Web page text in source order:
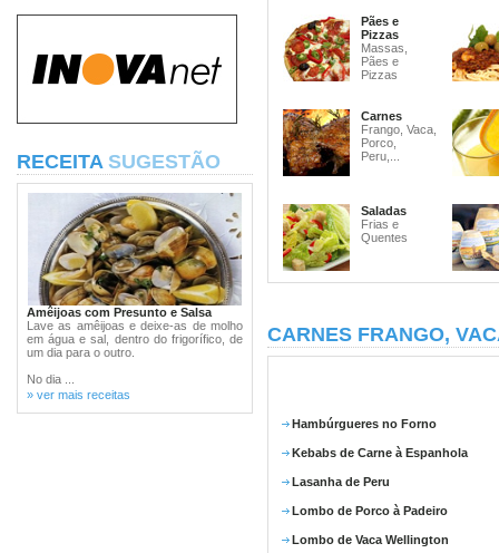
RECEITA SUGESTÃO
Amêijoas com Presunto e Salsa
Lave as amêijoas e deixe-as de molho
em água e sal, dentro do frigorífico, de
um dia para o outro.
No dia ...
» ver mais receitas
Pães e
Pizzas
Massas,
Pães e
Pizzas
Carnes
Frango, Vaca,
Porco,
Peru,...
Saladas
Frias e
Quentes
CARNES FRANGO,
Hambúrgueres no Forno
Kebabs de Carne à Espanhola
Lasanha de Peru
Lombo de Porco à Padeiro
Lombo de Vaca Wellington